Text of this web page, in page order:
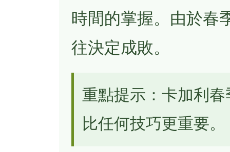
時間的掌握。由於春
往決定成敗。
重點提示：卡加利
比任何技巧更重要。